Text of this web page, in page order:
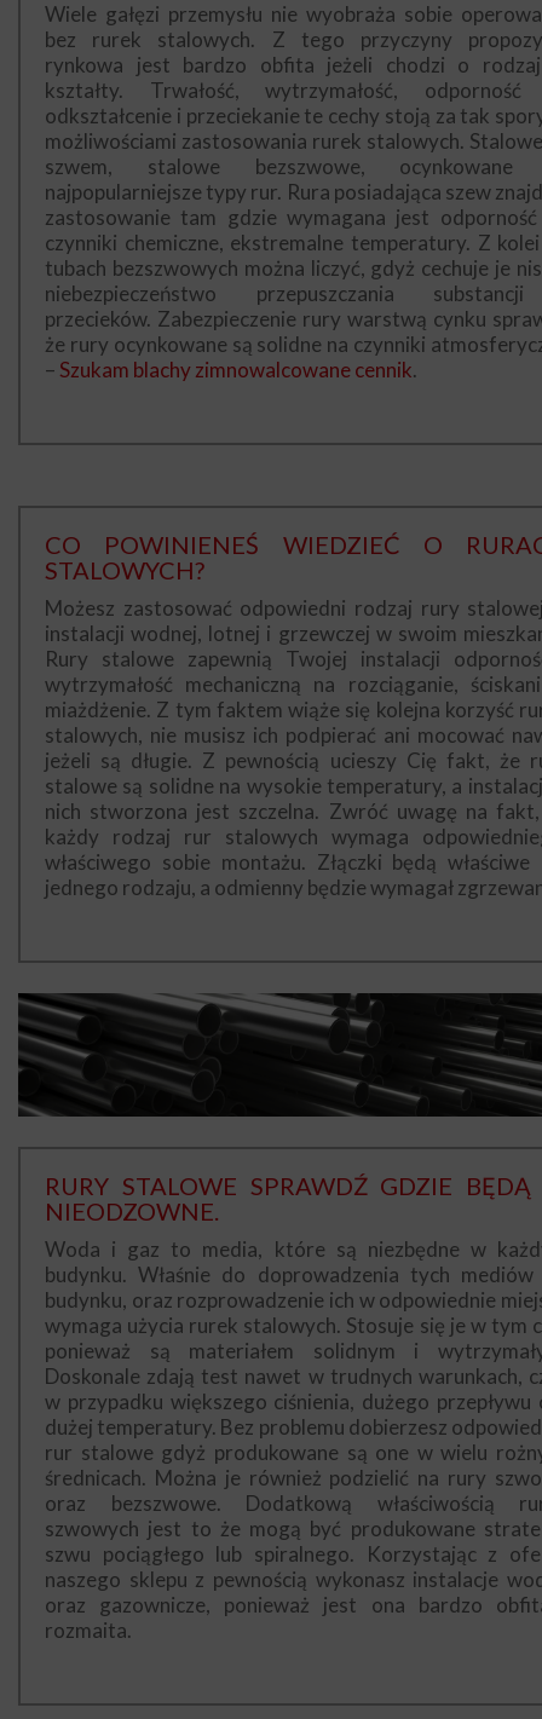
Wiele gałęzi przemysłu nie wyobraża sobie
bez rurek stalowych. Z tego przyczyny
rynkowa jest bardzo obfita jeżeli chodzi o
kształty. Trwałość, wytrzymałość, odporność
odkształcenie i przeciekanie te cechy stoją za tak
możliwościami zastosowania rurek stalowych.
szwem, stalowe bezszwowe,
najpopularniejsze typy rur. Rura posiadająca szew
zastosowanie tam gdzie wymagana jest
czynniki chemiczne, ekstremalne temperatury. Z
tubach bezszwowych można liczyć, gdyż cechuje je
niebezpieczeństwo przepuszczania
przecieków. Zabezpieczenie rury warstwą cynku
że rury ocynkowane są solidne na czynniki
– Szukam blachy zimnowalcowane cennik.
CO POWINIENEŚ WIEDZIEĆ O
STALOWYCH?
Możesz zastosować odpowiedni rodzaj rury
instalacji wodnej, lotnej i grzewczej w swoim
Rury stalowe zapewnią Twojej instalacji
wytrzymałość mechaniczną na rozciąganie,
miażdżenie. Z tym faktem wiąże się kolejna korzyść
stalowych, nie musisz ich podpierać ani mocować
jeżeli są długie. Z pewnością ucieszy Cię fakt, że
stalowe są solidne na wysokie temperatury, a
nich stworzona jest szczelna. Zwróć uwagę na
każdy rodzaj rur stalowych wymaga
właściwego sobie montażu. Złączki będą właściwe
jednego rodzaju, a odmienny będzie wymagał
RURY STALOWE SPRAWDŹ GDZIE
NIEODZOWNE.
Woda i gaz to media, które są niezbędne w
budynku. Właśnie do doprowadzenia tych
budynku, oraz rozprowadzenie ich w odpowiednie
wymaga użycia rurek stalowych. Stosuje się je w tym
ponieważ są materiałem solidnym i
Doskonale zdają test nawet w trudnych warunkach,
w przypadku większego ciśnienia, dużego przepływu
dużej temperatury. Bez problemu dobierzesz
rur stalowe gdyż produkowane są one w wielu
średnicach. Można je również podzielić na rury
oraz bezszwowe. Dodatkową właściwością
szwowych jest to że mogą być produkowane
szwu pociągłego lub spiralnego. Korzystając z
naszego sklepu z pewnością wykonasz instalacje
oraz gazownicze, ponieważ jest ona bardzo
rozmaita.